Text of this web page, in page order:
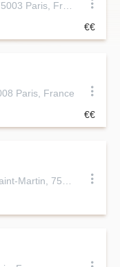
Paris, France